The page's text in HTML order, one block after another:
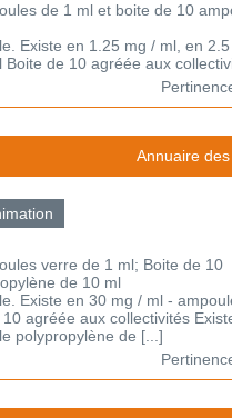
de 1 ml et boite de 10
Existe en 1.25 mg / ml, en
Boite de 10 agréée aux
Annuaire
verre de 1 ml; Boite de 10
de 10 ml
Existe en 30 mg / ml -
agréée aux collectivités
polypropylène de [...]